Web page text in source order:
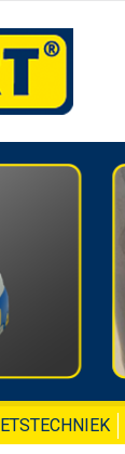
ETSTECHNIEK